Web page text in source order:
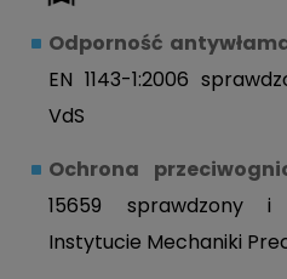
Odporność
EN 1143-1:2006
VdS
Ochrona
15659 sprawdzony
Instytucie Mechaniki